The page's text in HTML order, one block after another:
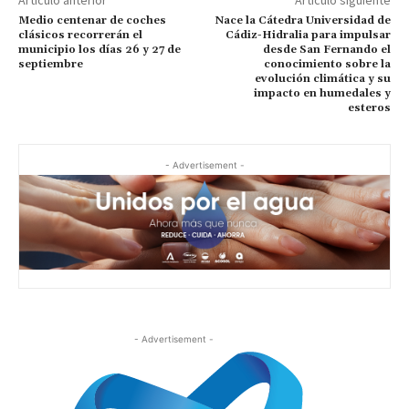
Medio centenar de coches
clásicos recorrerán el
municipio los días 26 y 27 de
septiembre
Nace la Cátedra Universidad de
Cádiz-Hidralia para impulsar
desde San Fernando el
conocimiento sobre la
evolución climática y su
impacto en humedales y
esteros
- Advertisement -
- Advertisement -